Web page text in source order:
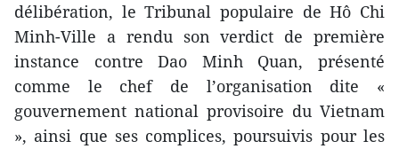
délibération, le Tribunal populaire de Hô Chi
Minh-Ville a rendu son verdict de première
instance contre Dao Minh Quan, présenté
comme le chef de l’organisation dite «
gouvernement national provisoire du Vietnam
», ainsi que ses complices, poursuivis pour les